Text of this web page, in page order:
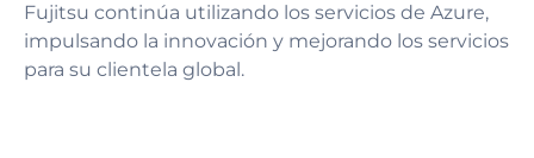
Fujitsu continúa utilizando los servicios de Azure,
impulsando la innovación y mejorando los servicios
para su clientela global.